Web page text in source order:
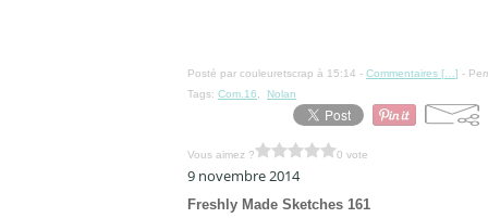
Posté par couleuretscrap à 15:14 - Commentaires [ ] -
Tags: Com.16 Nolan
Vous aimez ? 0 vote
9 novembre 2014
Freshly Made Sketches 161